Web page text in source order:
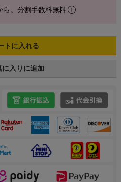
ら。分割手数料無料
トに入れる
に入りに追加